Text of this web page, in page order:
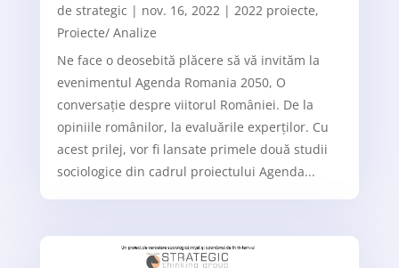
de strategic | nov. 16, 2022 | 2022 proiecte,
Proiecte/ Analize
Ne face o deosebită plăcere să vă invităm la
evenimentul Agenda Romania 2050, O
conversație despre viitorul României. De la
opiniile românilor, la evaluările experților. Cu
acest prilej, vor fi lansate primele două studii
sociologice din cadrul proiectului Agenda...